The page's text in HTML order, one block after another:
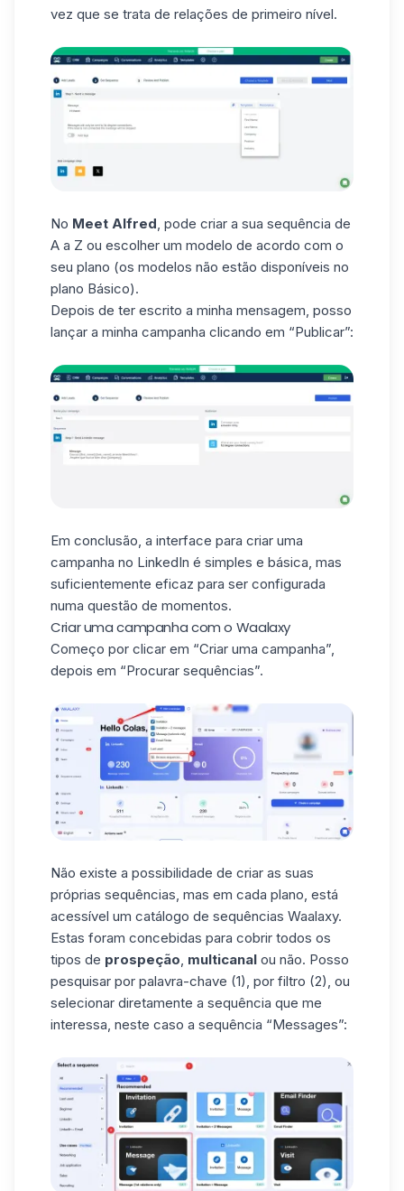
vez que se trata de relações de primeiro nível.
No Meet Alfred , pode criar a sua sequência de
A a Z ou escolher um modelo de acordo com o
seu plano (os modelos não estão disponíveis no
plano Básico).
Depois de ter escrito a minha mensagem, posso
lançar a minha campanha clicando em “Publicar”:
Em conclusão, a interface para criar uma
campanha no LinkedIn é simples e básica, mas
suficientemente eficaz para ser configurada
numa questão de momentos.
Criar uma campanha com o Waalaxy
Começo por clicar em “Criar uma campanha”,
depois em “Procurar sequências”.
Não existe a possibilidade de criar as suas
próprias sequências, mas em cada plano, está
acessível um catálogo de sequências Waalaxy.
Estas foram concebidas para cobrir todos os
tipos de prospeção, multicanal ou não. Posso
pesquisar por palavra-chave (1), por filtro (2), ou
selecionar diretamente a sequência que me
interessa, neste caso a sequência “Messages”: